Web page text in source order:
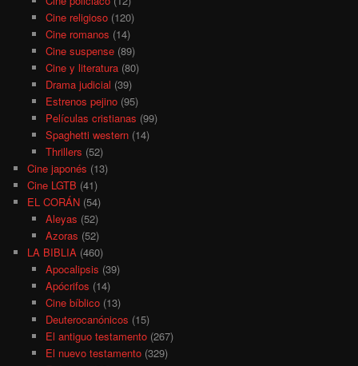
Cine religioso(120)
Cine romanos (14)
Cine suspense(89)
Cine y literatura(80)
Drama judicial (39)
Estrenos pejino(95)
Películas cristianas (99)
Spaghetti western(14)
Thrillers (52)
Cine japonés (13)
Cine LGTB (41)
EL CORÁN (54)
Aleyas (52)
Azoras (52)
LA BIBLIA (460)
Apocalipsis (39)
Apócrifos (14)
Cine bíblico(13)
Deuterocanónicos (15)
El antiguo testamento(267)
El nuevo testamento(329)